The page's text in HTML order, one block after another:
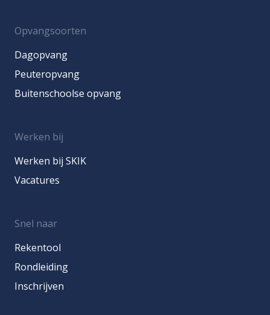
Opvangsoorten
Dagopvang
Peuteropvang
Buitenschoolse opvang
Werken bij
Werken bij SKIK
Vacatures
Snel naar
Rekentool
Rondleiding
Inschrijven